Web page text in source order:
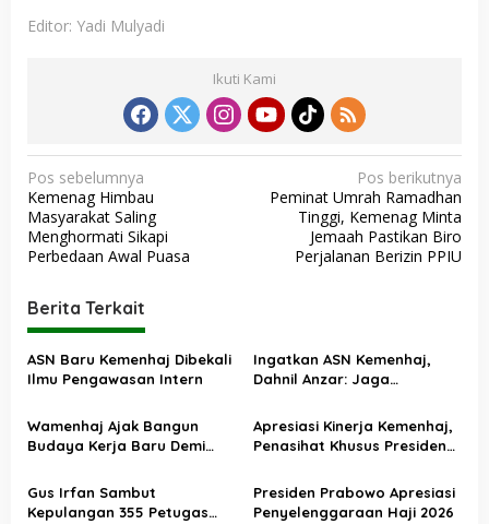
Editor: Yadi Mulyadi
Ikuti Kami
N
a
v
i
g
a
s
i
p
o
s
Pos sebelumnya
Kemenag Himbau
Masyarakat Saling
Menghormati Sikapi
Perbedaan Awal Puasa
Pos berikutnya
Peminat Umrah Ramadhan
Tinggi, Kemenag Minta
Jemaah Pastikan Biro
Perjalanan Berizin PPIU
Berita Terkait
ASN Baru Kemenhaj Dibekali
Ilmu Pengawasan Intern
Ingatkan ASN Kemenhaj,
Dahnil Anzar: Jaga
Menjadikan Jemaah
sebagai Komoditas
Wamenhaj Ajak Bangun
Budaya Kerja Baru Demi
Jemaah
Apresiasi Kinerja Kemenhaj,
Penasihat Khusus Presiden
Penyelenggaraan Haji
Berjalan Baik
Gus Irfan Sambut
Kepulangan 355 Petugas
Presiden Prabowo Apresiasi
Penyelenggaraan Haji 2026